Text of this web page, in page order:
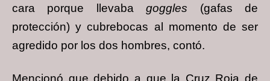
cara porque llevabagoggles (gafas de
protección) y cubrebocas al momento de ser
agredido por los dos hombres, contó.
Mencionó que debido a que la Cruz Roja de